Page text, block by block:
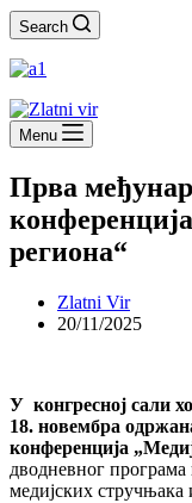
Search
Menu
Прва
региона“
Zlatni Vir
20/11/2025
У конгресној сали
18. новембра
конференција
дводневног
медијских стручњака